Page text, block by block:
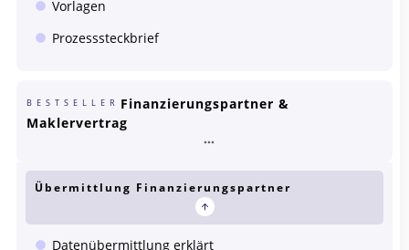
Vorlagen
Prozesssteckbrief
BESTSELLER Finanzierungspartner &
Maklervertrag
Übermittlung Finanzierungspartner
Datenübermittlung erklärt